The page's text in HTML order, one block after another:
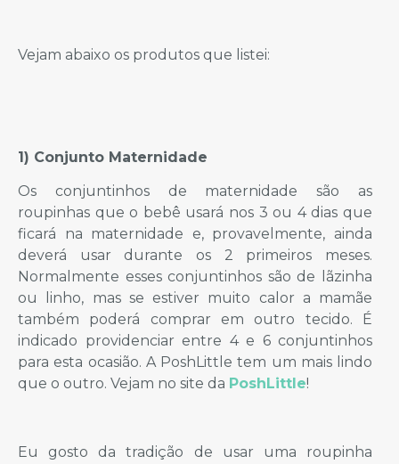
Vejam abaixo os produtos que listei:
1) Conjunto Maternidade
Os conjuntinhos de maternidade são as
roupinhas que o bebê usará nos 3 ou 4 dias que
ficará na maternidade e, provavelmente, ainda
deverá usar durante os 2 primeiros meses.
Normalmente esses conjuntinhos são de lãzinha
ou linho, mas se estiver muito calor a mamãe
também poderá comprar em outro tecido. É
indicado providenciar entre 4 e 6 conjuntinhos
para esta ocasião. A PoshLittle tem um mais lindo
que o outro. Vejam no site da PoshLittle!
Eu gosto da tradição de usar uma roupinha